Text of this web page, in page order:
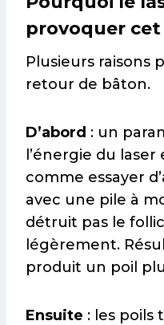
provoquer
Plusieurs raisons
retour de bâton.
D’abord : un
l’énergie du
comme essayer
avec une pile à
détruit pas le
légèrement.
produit un poil
Ensuite : les poils